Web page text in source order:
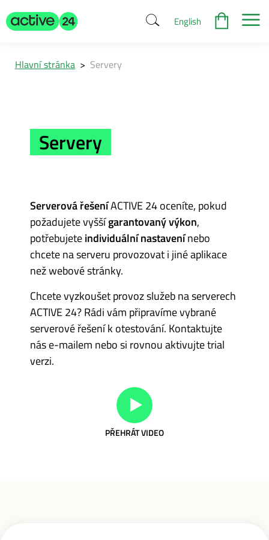
English
Hlavní stránka > Servery
Servery
Serverová řešeníACTIVE 24 oceníte, pokud
požadujete vyššígarantovaný výkon,
potřebujeteindividuální nastavenínebo
chcete na serveru provozovat i jiné aplikace
než webové stránky.
Chcete vyzkoušet provoz služeb na serverech
ACTIVE 24? Rádi vám připravíme vybrané
serverové řešení k otestování. Kontaktujte
nás e-mailem nebo si rovnou aktivujte trial
verzi.
PŘEHRÁT VIDEO